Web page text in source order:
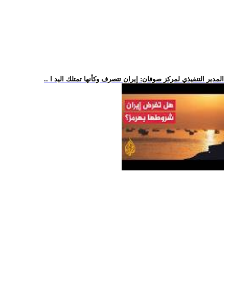
.. المدير التنفيذي لمركز صوفان: إيران تتصرف وكأنها تمتلك اليد ا